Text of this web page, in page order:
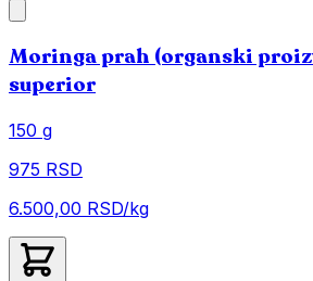
Moringa prah (organski
superior
150 g
975 RSD
6.500,00 RSD/kg